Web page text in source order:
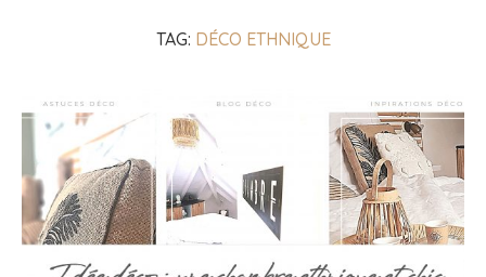
TAG: DÉCO ETHNIQUE